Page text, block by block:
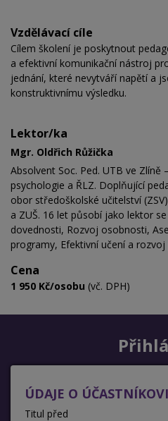
Vzdělávací cíle
Cílem školení je poskytnout
a efektivní komunikační nástroj
jednání, které nevytváří napětí a
konstruktivnímu výsledku.
Lektor/ka
Mgr. Oldřich Růžička
Absolvent Soc. Ped. UTB ve Zlíně
psychologie a ŘLZ. Doplňující
obor středoškolské učitelství
a ZUŠ. 16 let působí jako lektor
dovednosti, Rozvoj osobnosti,
programy, Efektivní učení a rozvoj
Cena
1 950 Kč/osobu (vč. DPH)
ÚDAJE O ÚČASTNÍKOVI
Titul před